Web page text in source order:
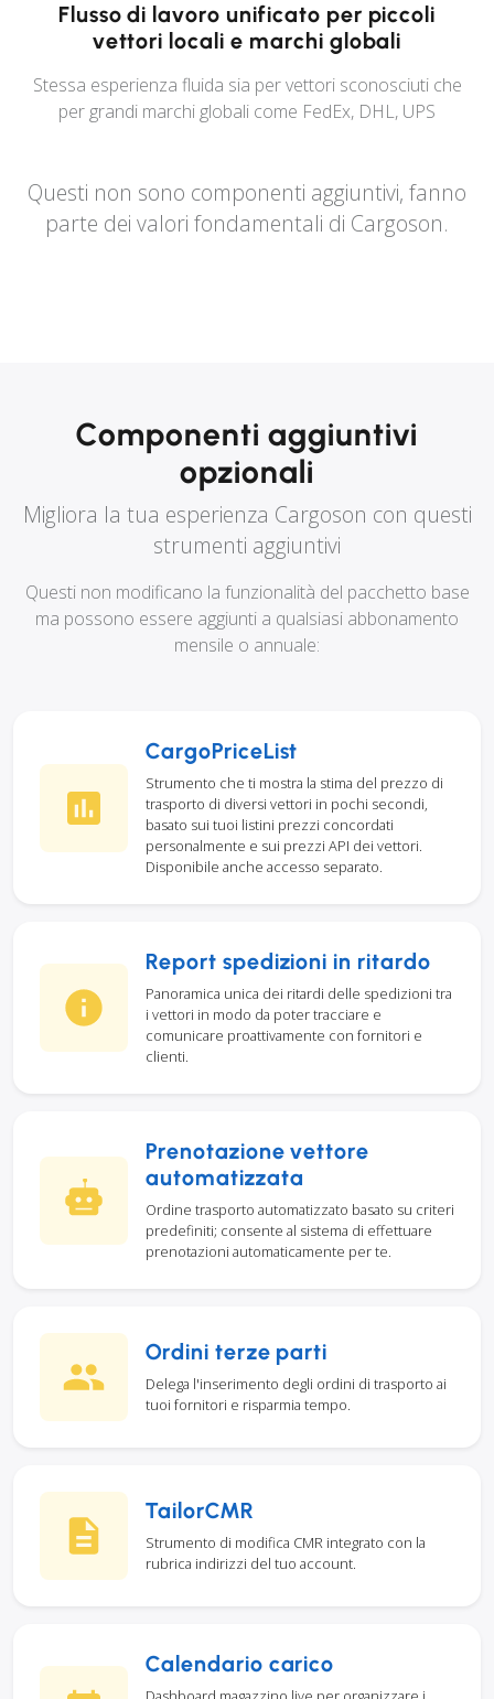
Flusso di lavoro unificato per piccoli
vettori locali e marchi globali
Stessa esperienza fluida sia per vettori sconosciuti che
per grandi marchi globali come FedEx, DHL, UPS
Questi non sono componenti aggiuntivi, fanno
parte dei valori fondamentali di Cargoson.
Componenti aggiuntivi
opzionali
Migliora la tua esperienza Cargoson con questi
strumenti aggiuntivi
Questi non modificano la funzionalità del pacchetto base
ma possono essere aggiunti a qualsiasi abbonamento
mensile o annuale:
CargoPriceList
Strumento che ti mostra la stima del prezzo di
trasporto di diversi vettori in pochi secondi,
basato sui tuoi listini prezzi concordati
personalmente e sui prezzi API dei vettori.
Disponibile anche accesso separato.
Report spedizioni in ritardo
Panoramica unica dei ritardi delle spedizioni tra
i vettori in modo da poter tracciare e
comunicare proattivamente con fornitori e
clienti.
Prenotazione vettore
automatizzata
Ordine trasporto automatizzato basato su criteri
predefiniti; consente al sistema di effettuare
prenotazioni automaticamente per te.
Ordini terze parti
Delega l'inserimento degli ordini di trasporto ai
tuoi fornitori e risparmia tempo.
TailorCMR
Strumento di modifica CMR integrato con la
rubrica indirizzi del tuo account.
Calendario carico